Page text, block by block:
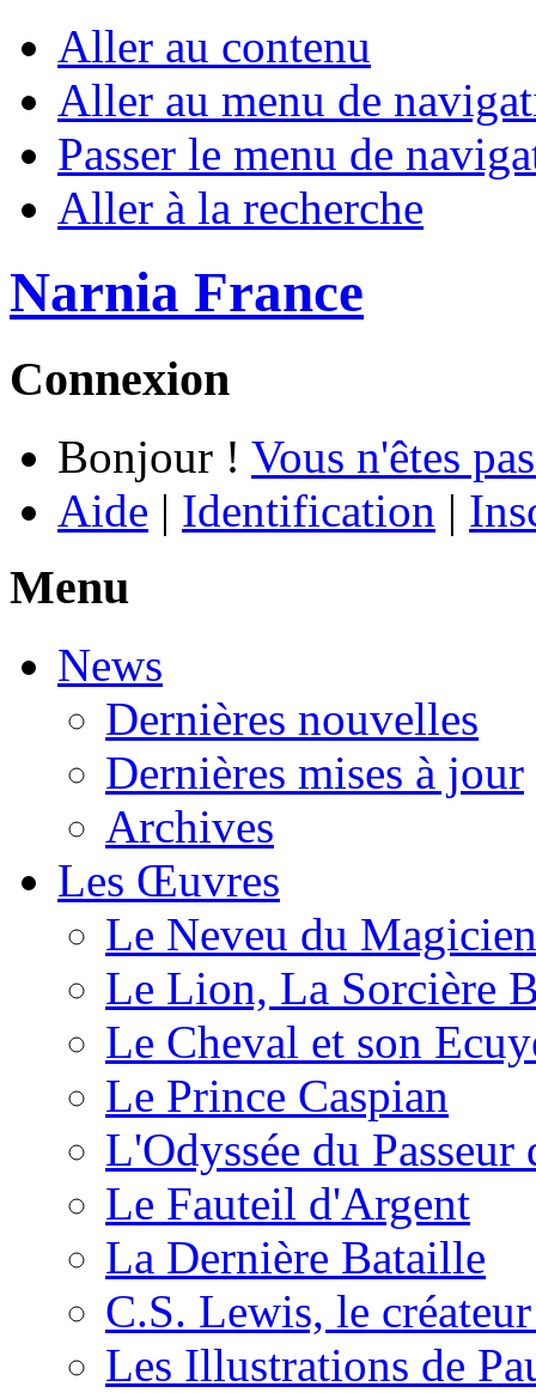
Aller au contenu
Aller au menu de
Passer le menu de
Aller à la recherche
Narnia France
Connexion
Bonjour ! Vous n'êtes
Aide | Identification |
Menu
News
Dernières nouvelles
Dernières mises à jour
Archives
Les Œuvres
Le Neveu du Magicien
Le Lion, La Sorcière
Le Cheval et son
Le Prince Caspian
L'Odyssée du
Le Fauteil d'Argent
La Dernière Bataille
C.S. Lewis, le
Les Illustrations de